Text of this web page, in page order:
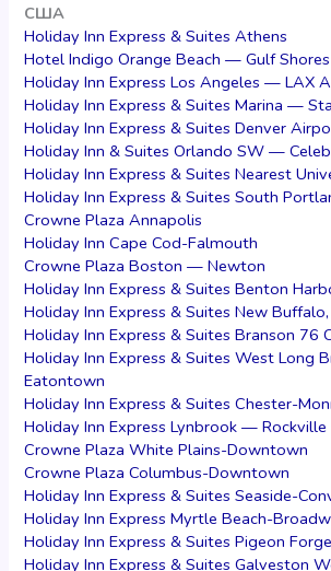
США
Holiday Inn Express & Suites Athens
Hotel Indigo Orange Beach — Gulf Shores
Holiday Inn Express Los Angeles — LAX
Holiday Inn Express & Suites Marina —
Holiday Inn Express & Suites Denver
Holiday Inn & Suites Orlando SW —
Holiday Inn Express & Suites Nearest
Holiday Inn Express & Suites South
Crowne Plaza Annapolis
Holiday Inn Cape Cod-Falmouth
Crowne Plaza Boston — Newton
Holiday Inn Express & Suites Benton
Holiday Inn Express & Suites New Buffalo,
Holiday Inn Express & Suites Branson 76
Holiday Inn Express & Suites West Long
Eatontown
Holiday Inn Express & Suites Chester-
Holiday Inn Express Lynbrook — Rockville
Crowne Plaza White Plains-Downtown
Crowne Plaza Columbus-Downtown
Holiday Inn Express & Suites Seaside-
Holiday Inn Express Myrtle Beach-
Holiday Inn Express & Suites Pigeon
Holiday Inn Express & Suites Galveston